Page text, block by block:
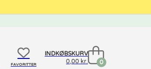
FAVORITTER
INDKØBSKURV
0,00 kr.
0